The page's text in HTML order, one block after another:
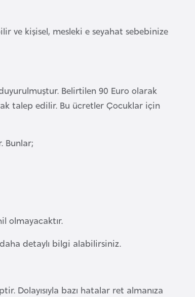
ve kişisel, mesleki e seyahat sebebinize
Belirtilen 90 Euro olarak
talep edilir. Bu ücretler Çocuklar için
Bunlar;
olmayacaktır.
detaylı bilgi alabilirsiniz.
Dolayısıyla bazı hatalar ret almanıza